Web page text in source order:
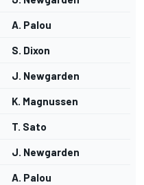
A. Palou
S. Dixon
J. Newgarden
K. Magnussen
T. Sato
J. Newgarden
A. Palou